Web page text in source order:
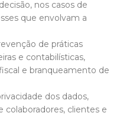
nos casos de
que envolvam a
de práticas
e contabilísticas,
e branqueamento de
dos dados,
colaboradores, clientes e